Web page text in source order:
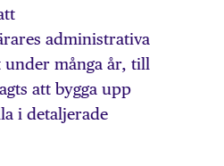
administrativa
under många år, till
att bygga upp
i detaljerade